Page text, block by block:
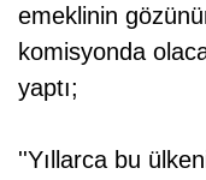
emeklinin
komisyonda
yaptı;
''Yıllarca bu